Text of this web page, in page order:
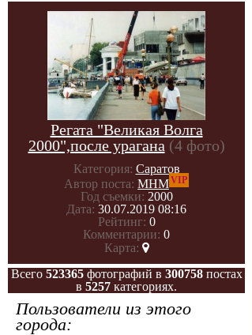
Регата "Великая Волга
2000",после урагана (4 фото)
Категория: Саратов
Автор поста: МНМVIP
Год съемки: 2000
Дата: 30.07.2019 08:16
Рейтинг: 0
Комментарии: 0
Карта:
Всего 523365фотографий в 300758постах
в 5257 категориях.
Пользователи из этого
города: